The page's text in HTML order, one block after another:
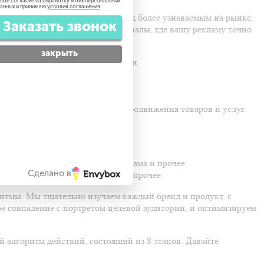
продажи и сделать бренд более узнаваемым на рынке,
и подберет те каналы, где вашу рекламу точно
сотрудничество с нами.
искать новые способы продвижения товаров и услуг.
телевидение, наружная реклама и прочее.
экраны, соцсети, YouTube и прочее.
Мы тщательно изучаем каждый бренд и продукт, с
с портретом целевой аудитории, и оптимизируем
действий, состоящий из 8 этапов. Давайте
и принимаю условия соглашения
Заказать звонок
закрыть
Сделано в